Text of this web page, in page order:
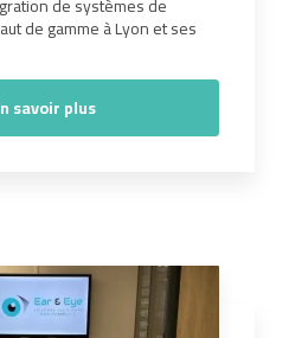
de gamme à Lyon et ses
savoir plus